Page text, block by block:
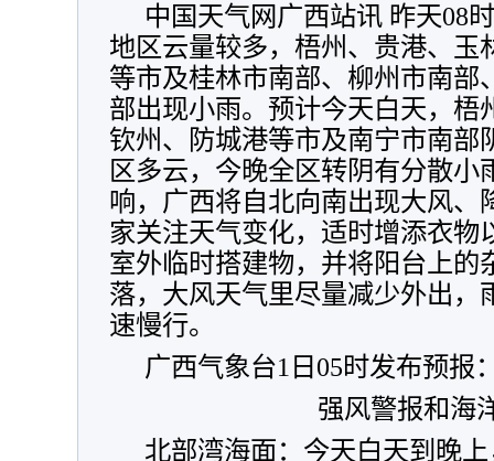
中国天气网广西站讯 昨天08
地区云量较多， 梧州、贵港、玉
等市及桂林市南部、柳州市南部
部出现小雨。预计今天白天， 梧
钦州、防城港等市及南宁市南部
区多云， 今晚全区转阴有分散小
响，广西将自北向南出现大风、
家关注天气变化，适时增添衣物
室外临时搭建物，并将阳台上的
落，大风天气里尽量减少外出，
速慢行。
广西气象台1日05时发布预报
强风警报和海
北部湾海面：今天白天到晚